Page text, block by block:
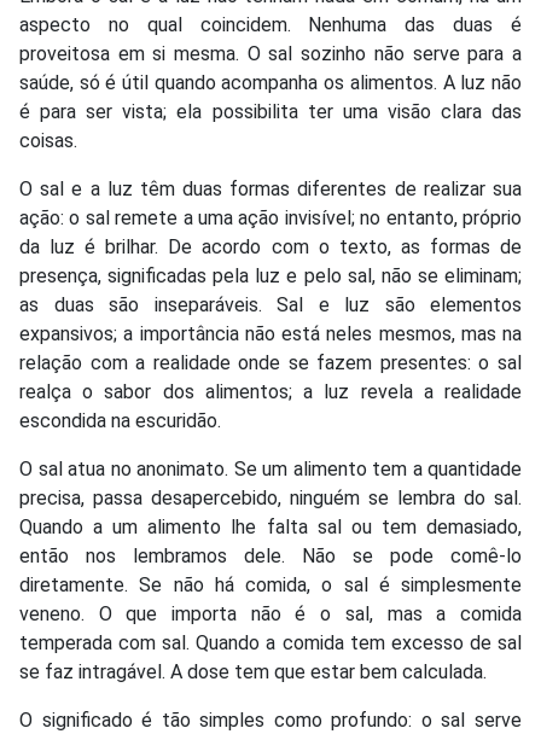
aspecto no qual coincidem. Nenhuma das duas é
proveitosa em si mesma. O sal sozinho não serve para a
saúde, só é útil quando acompanha os alimentos. A luz não
é para ser vista; ela possibilita ter uma visão clara das
coisas.
O sal e a luz têm duas formas diferentes de realizar sua
ação: o sal remete a uma ação invisível; no entanto, próprio
da luz é brilhar. De acordo com o texto, as formas de
presença, significadas pela luz e pelo sal, não se eliminam;
as duas são inseparáveis. Sal e luz são elementos
expansivos; a importância não está neles mesmos, mas na
relação com a realidade onde se fazem presentes: o sal
realça o sabor dos alimentos; a luz revela a realidade
escondida na escuridão.
O sal atua no anonimato. Se um alimento tem a quantidade
precisa, passa desapercebido, ninguém se lembra do sal.
Quando a um alimento lhe falta sal ou tem demasiado,
então nos lembramos dele. Não se pode comê-lo
diretamente. Se não há comida, o sal é simplesmente
veneno. O que importa não é o sal, mas a comida
temperada com sal. Quando a comida tem excesso de sal
se faz intragável. A dose tem que estar bem calculada.
O significado é tão simples como profundo: o sal serve